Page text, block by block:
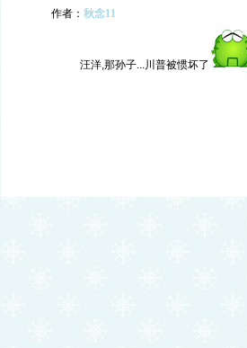
作者： 秋念11
汪洋,那孙子...川普被惯坏了